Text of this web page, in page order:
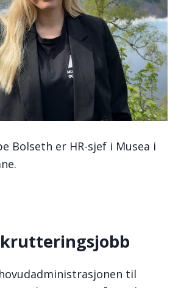
Bolseth er HR-sjef i Musea i
til